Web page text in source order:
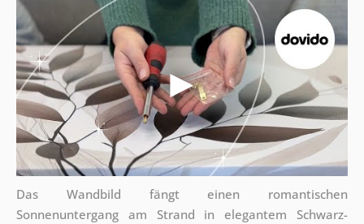
Das Wandbild fängt einen romantischen
Sonnenuntergang am Strand in elegantem Schwarz-